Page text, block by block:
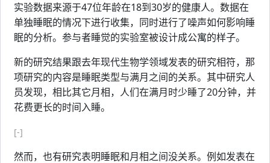
实验数据来源于47位年龄在18到30岁的健康人。数据在
单独睡眠的情况下进行收集，同时进行了噪声如何影响睡
眠的分析。参与者睡觉的实验室被设计成公寓的样子。
新的研究结果跟去年现代生物学领域发表的研究相符，那
项研究的内容是睡眠类型与满月之间的关系。其中研究人
员发现，相比其它月相，人们在满月时少睡了20分钟，并
花费更长的时间入睡。
[-]
然而，也有研究表明睡眠和月相之间没关系。例如发表在